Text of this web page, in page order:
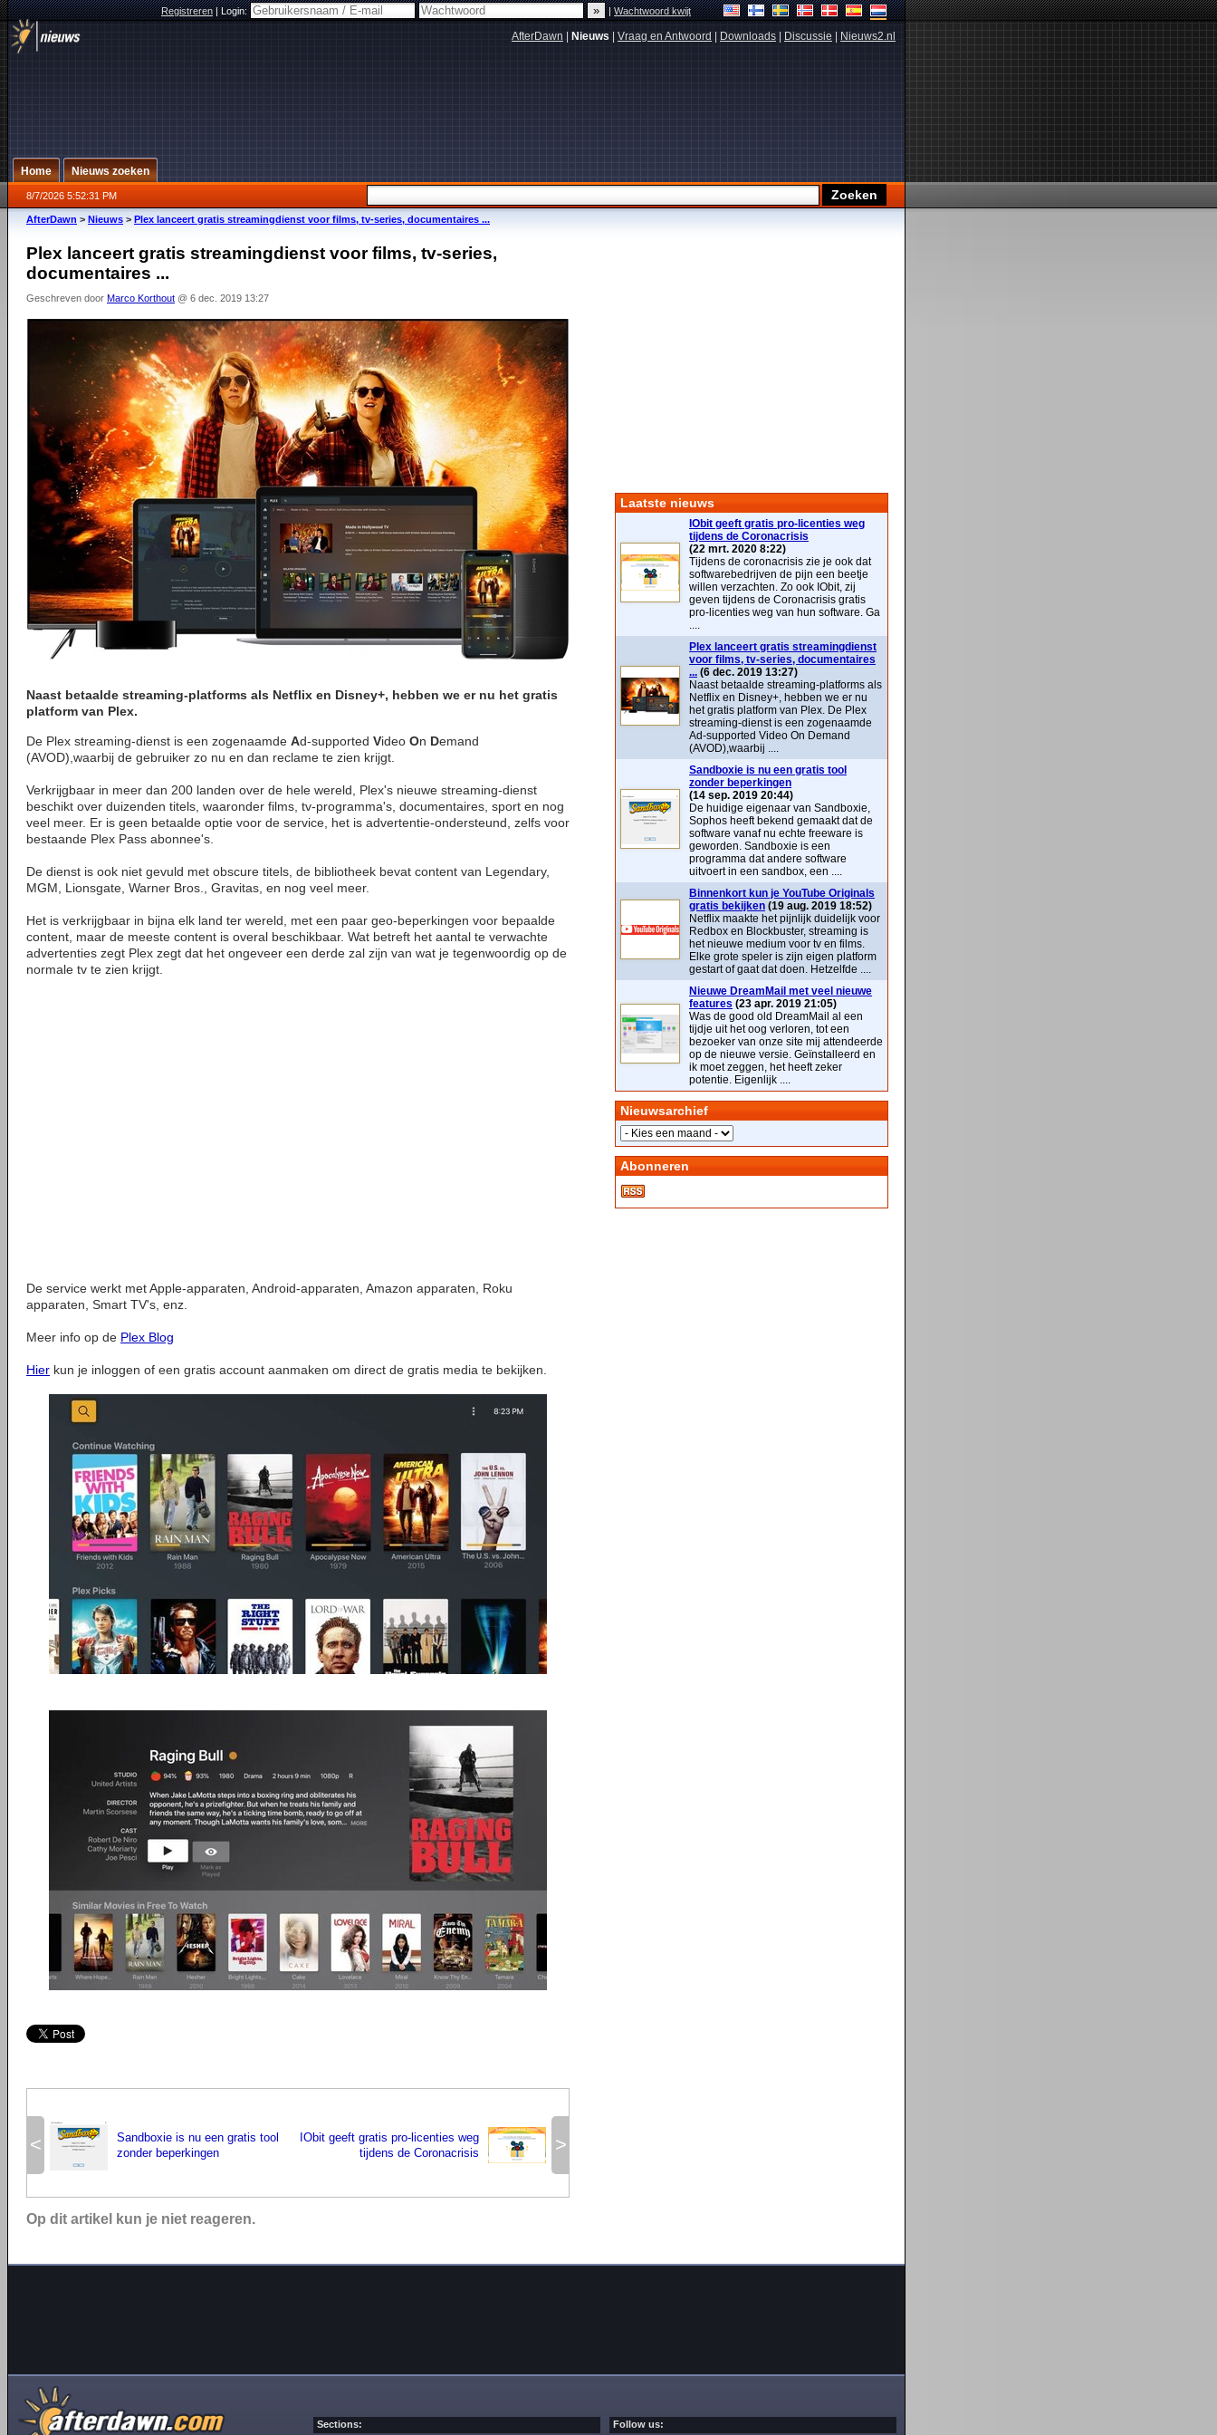
Registreren|Login: |Wachtwoord kwijt
AfterDawn Nieuws Vraag en Antwoord Downloads Discussie Nieuws2.nl
Home Nieuws zoeken
8/7/2026 5:52:31 PM
AfterDawn > Nieuws > Plex lanceert gratis streamingdienst voor films, tv-series, documentaires ...
Plex lanceert gratis streamingdienst voor films, tv-series,
documentaires ...
Geschreven door Marco Korthout @ 6 dec. 2019 13:27
Naast betaalde streaming-platforms als Netflix en Disney+, hebben we er nu het gratis
platform van Plex.
De Plex streaming-dienst is een zogenaamde Ad-supported Video On Demand
(AVOD),waarbij de gebruiker zo nu en dan reclame te zien krijgt.
Verkrijgbaar in meer dan 200 landen over de hele wereld, Plex's nieuwe streaming-dienst
beschikt over duizenden titels, waaronder films, tv-programma's, documentaires, sport en nog
veel meer. Er is geen betaalde optie voor de service, het is advertentie-ondersteund, zelfs voor
bestaande Plex Pass abonnee's.
De dienst is ook niet gevuld met obscure titels, de bibliotheek bevat content van Legendary,
MGM, Lionsgate, Warner Bros., Gravitas, en nog veel meer.
Het is verkrijgbaar in bijna elk land ter wereld, met een paar geo-beperkingen voor bepaalde
content, maar de meeste content is overal beschikbaar. Wat betreft het aantal te verwachte
advertenties zegt Plex zegt dat het ongeveer een derde zal zijn van wat je tegenwoordig op de
normale tv te zien krijgt.
De service werkt met Apple-apparaten, Android-apparaten, Amazon apparaten, Roku
apparaten, Smart TV's, enz.
Meer info op de Plex Blog
Hier kun je inloggen of een gratis account aanmaken om direct de gratis media te bekijken.
<
Sandboxie is nu een gratis tool
zonder beperkingen
>
IObit geeft gratis pro-licenties weg
tijdens de Coronacrisis
Op dit artikel kun je niet reageren.
Laatste nieuws
IObit geeft gratis pro-licenties weg
tijdens de Coronacrisis
(22 mrt. 2020 8:22)
Tijdens de coronacrisis zie je ook dat
softwarebedrijven de pijn een beetje
willen verzachten. Zo ook IObit, zij
geven tijdens de Coronacrisis gratis
pro-licenties weg van hun software. Ga
....
Plex lanceert gratis streamingdienst
voor films, tv-series, documentaires
... (6 dec. 2019 13:27)
Naast betaalde streaming-platforms als
Netflix en Disney+, hebben we er nu
het gratis platform van Plex. De Plex
streaming-dienst is een zogenaamde
Ad-supported Video On Demand
(AVOD),waarbij ....
Sandboxie is nu een gratis tool
zonder beperkingen
(14 sep. 2019 20:44)
De huidige eigenaar van Sandboxie,
Sophos heeft bekend gemaakt dat de
software vanaf nu echte freeware is
geworden. Sandboxie is een
programma dat andere software
uitvoert in een sandbox, een ....
Binnenkort kun je YouTube Originals
gratis bekijken (19 aug. 2019 18:52)
Netflix maakte het pijnlijk duidelijk voor
Redbox en Blockbuster, streaming is
het nieuwe medium voor tv en films.
Elke grote speler is zijn eigen platform
gestart of gaat dat doen. Hetzelfde ....
Nieuwe DreamMail met veel nieuwe
features (23 apr. 2019 21:05)
Was de good old DreamMail al een
tijdje uit het oog verloren, tot een
bezoeker van onze site mij attendeerde
op de nieuwe versie. Geïnstalleerd en
ik moet zeggen, het heeft zeker
potentie. Eigenlijk ....
Nieuwsarchief
Abonneren
Sections: Follow us: